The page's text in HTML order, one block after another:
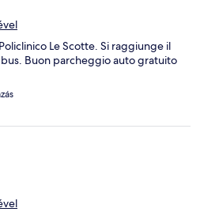
Le Scotte. Si raggiunge il
Buon parcheggio auto gratuito